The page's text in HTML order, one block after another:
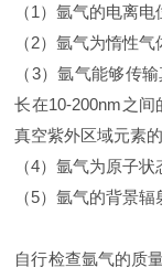
（1）氩气的电离
（2）氩气为惰性
（3）氩气能够传
长在10-200nm之
真空紫外区域元素
（4）氩气为原子
（5）氩气的背景辐
自行检查氩气的质